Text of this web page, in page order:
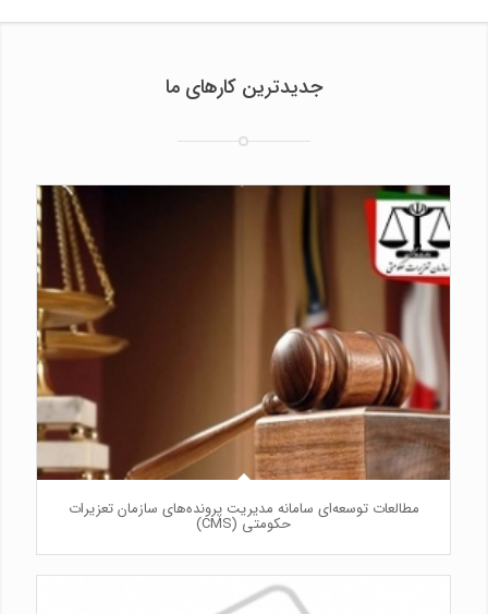
جدیدترین کارهای ما
مطالعات توسعه‌ای سامانه مدیریت پرونده‌های سازمان تعزیرات
حکومتی (CMS)